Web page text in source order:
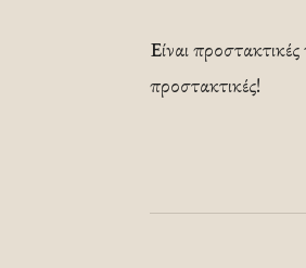
Είναι
προστακτικές!